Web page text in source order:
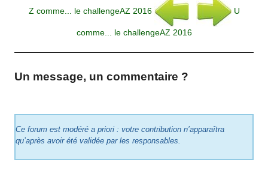
Z comme... le challengeAZ 2016 U
comme... le challengeAZ 2016
Un message, un commentaire ?
Ce forum est modéré a priori : votre contribution n’apparaîtra
qu’après avoir été validée par les responsables.